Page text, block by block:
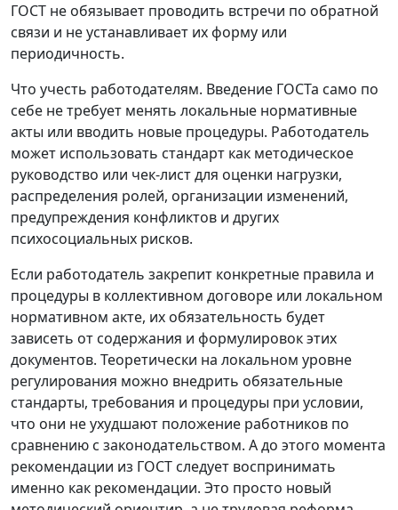
ГОСТ не обязывает проводить встречи по обратной
связи и не устанавливает их форму или
периодичность.
Что учесть работодателям. Введение ГОСТа само по
себе не требует менять локальные нормативные
акты или вводить новые процедуры. Работодатель
может использовать стандарт как методическое
руководство или чек-лист для оценки нагрузки,
распределения ролей, организации изменений,
предупреждения конфликтов и других
психосоциальных рисков.
Если работодатель закрепит конкретные правила и
процедуры в коллективном договоре или локальном
нормативном акте, их обязательность будет
зависеть от содержания и формулировок этих
документов. Теоретически на локальном уровне
регулирования можно внедрить обязательные
стандарты, требования и процедуры при условии,
что они не ухудшают положение работников по
сравнению с законодательством. А до этого момента
рекомендации из ГОСТ следует воспринимать
именно как рекомендации. Это просто новый